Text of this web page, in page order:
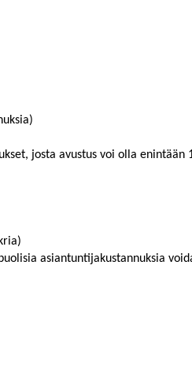
josta avustus voi olla enintään
asiantuntijakustannuksia